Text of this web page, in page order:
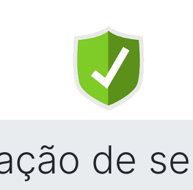
de